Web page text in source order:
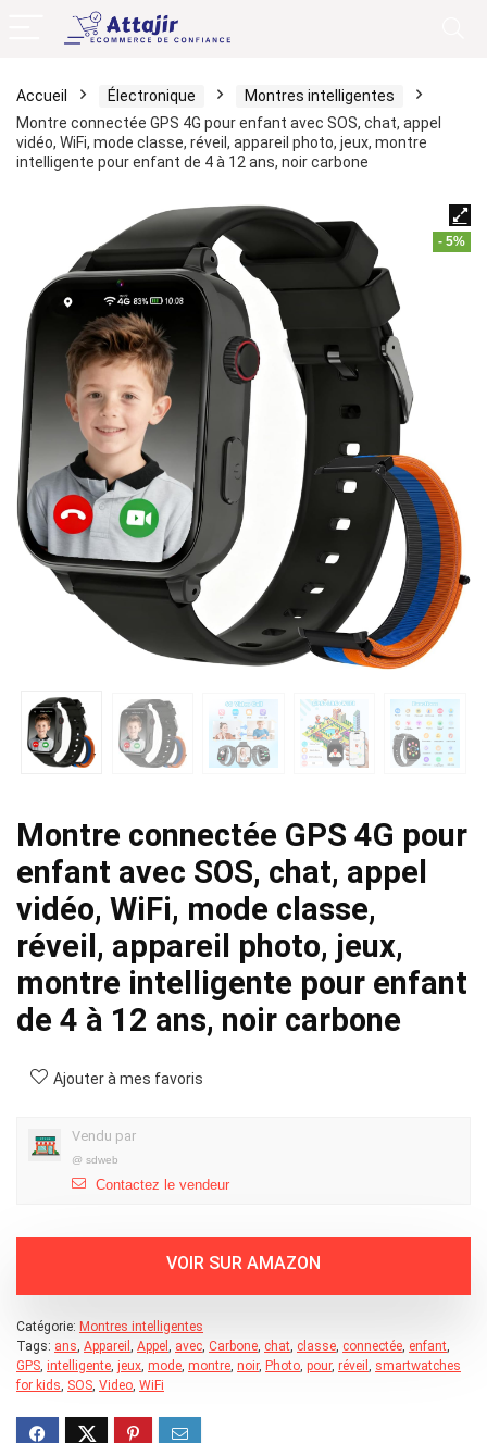
Accueil Électronique
Montres intelligentes
Montre connectée GPS 4G pour enfant avec SOS, chat, appel
vidéo, WiFi, mode classe, réveil, appareil photo, jeux, montre
intelligente pour enfant de 4 à 12 ans, noir carbone
- 5%
Montre connectée GPS 4G pour
enfant avec SOS, chat, appel
vidéo, WiFi, mode classe,
réveil, appareil photo, jeux,
montre intelligente pour enfant
de 4 à 12 ans, noir carbone
Ajouter à mes favoris
Vendu par
@ sdweb
Contactez le vendeur
Catégorie: Montres intelligentes
Tags: ans, Appareil , Appel , avec, Carbone, chat, classe, connectée, enfant,
GPS, intelligente, jeux, mode, montre, noir, Photo, pour, réveil , smartwatches
for kids, SOS, Video, WiFi